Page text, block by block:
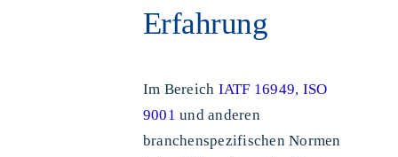
Erfahrung
Im Bereich IATF 16949, ISO
9001 und anderen
branchenspezifischen Normen